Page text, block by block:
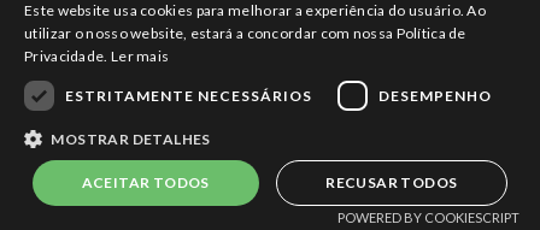
PORTUGUESE
Este website usa cookies para melhorar a experiência do usuário. Ao
utilizar o nosso website, estará a concordar com nossa Política de
Privacidade. Ler mais
ESTRITAMENTE NECESSÁRIOS DESEMPENHO
MOSTRAR DETALHES
ACEITAR TODOS RECUSAR TODOS
POWERED BY COOKIESCRIPT